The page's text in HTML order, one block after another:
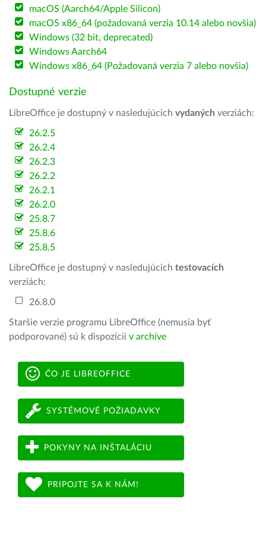
macOS (Aarch64/Apple Silicon)
macOS x86_64 (požadovaná verzia 10.14 alebo novšia)
Windows (32 bit, deprecated)
Windows Aarch64
Windows x86_64 (Požadovaná verzia 7 alebo novšia)
Dostupné verzie
LibreOffice je dostupný v nasledujúcich vydaných verziách:
26.2.5
26.2.4
26.2.3
26.2.2
26.2.1
26.2.0
25.8.7
25.8.6
25.8.5
LibreOffice je dostupný v nasledujúcich testovacích
verziách:
26.8.0
Staršie verzie programu LibreOffice (nemusia byť
podporované) sú k dispozícii v archíve
ČO JE LIBREOFFICE
SYSTÉMOVÉ POŽIADAVKY
POKYNY NA INŠTALÁCIU
PRIPOJTE SA K NÁM!